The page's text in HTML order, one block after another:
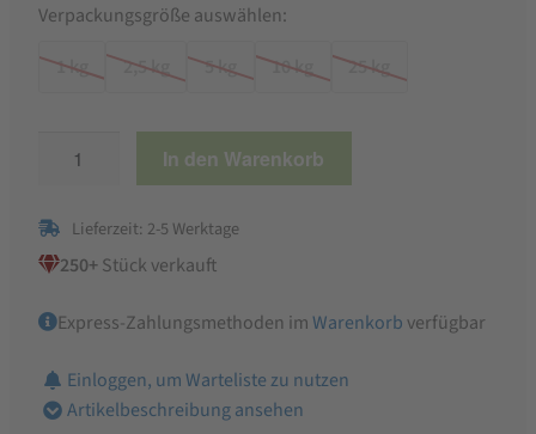
Verpackungsgröße auswählen:
1 kg
2,5 kg 5 kg 10 kg 25 kg
630,
Urkorn
Menge
In den Warenkorb
Lieferzeit: 2-5 Werktage
250+Stück verkauft
Express-Zahlungsmethoden imWarenkorb verfügbar
Einloggen, um Warteliste zu nutzen
Artikelbeschreibung ansehen